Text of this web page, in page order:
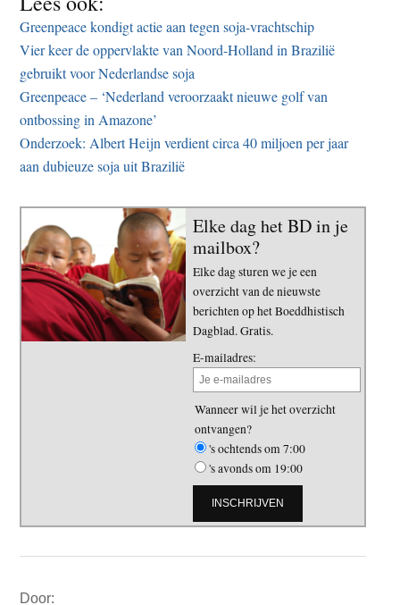
Greenpeace kondigt actie aan tegen soja-vrachtschip
Vier keer de oppervlakte van Noord-Holland in Brazilië
gebruikt voor Nederlandse soja
Greenpeace – ‘Nederland veroorzaakt nieuwe golf van
ontbossing in Amazone’
Onderzoek: Albert Heijn verdient circa 40 miljoen per jaar
aan dubieuze soja uit Brazilië
Elke dag het BD in je
mailbox?
Elke dag sturen we je een
overzicht van de nieuwste
berichten op het Boeddhistisch
Dagblad. Gratis.
E-mailadres:
Wanneer wil je het overzicht
ontvangen?
's ochtends om 7:00
's avonds om 19:00
Door: